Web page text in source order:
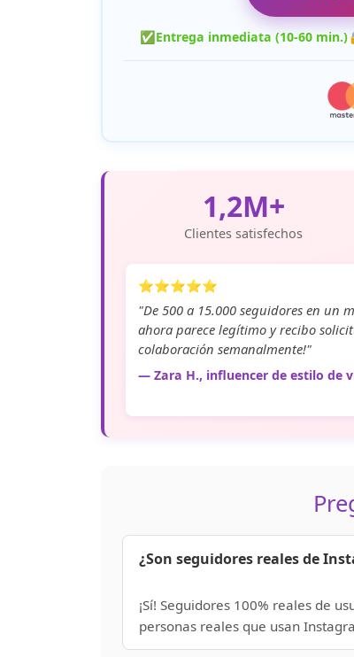
✅Entrega inmediata (10-60 min.)
1,2M+
Clientes satisfechos
⭐⭐⭐⭐⭐
"De 500 a 15.000 seguidores en un
ahora parece legítimo y recibo
colaboración semanalmente!"
— Zara H., influencer de estilo de
¿Son seguidores reales de
¡Sí! Seguidores 100% reales de
personas reales que usan